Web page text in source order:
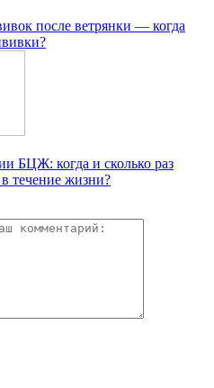
после ветрянки — когда
БЦЖ: когда и сколько раз
течение жизни?